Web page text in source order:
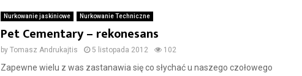
Nurkowanie jaskiniowe Nurkowanie Techniczne
Pet Cementary – rekonesans
by Tomasz Andrukajtis 5 listopada 2012 102
Zapewne wielu z was zastanawia się co słychać u naszego czołowego